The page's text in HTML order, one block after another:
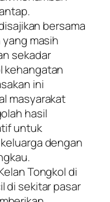
bersama
masih
sekadar
kehangatan
ini
masyarakat
hasil
untuk
dengan
Tongkol di
di sekitar pasar